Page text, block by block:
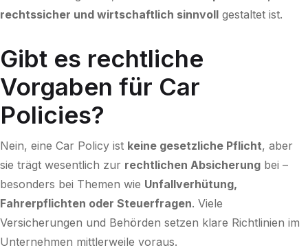
rechtssicher und wirtschaftlich sinnvoll gestaltet ist.
Gibt es rechtliche
Vorgaben für Car
Policies?
Nein, eine Car Policy ist keine gesetzliche Pflicht, aber
sie trägt wesentlich zur rechtlichen Absicherung bei –
besonders bei Themen wie Unfallverhütung,
Fahrerpflichten oder Steuerfragen. Viele
Versicherungen und Behörden setzen klare Richtlinien im
Unternehmen mittlerweile voraus.